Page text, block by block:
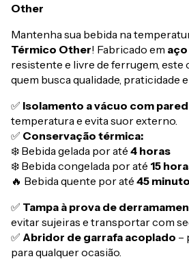
Other
Mantenha sua bebida na
Térmico Other! Fabricado em
resistente e livre de ferrugem, este
quem busca qualidade, praticidade
✅ Isolamento a vácuo com
temperatura e evita suor externo.
✅ Conservação térmica:
❄️ Bebida gelada por até 4 horas
❄️ Bebida congelada por até 15
🔥 Bebida quente por até 45
✅ Tampa à prova de
evitar sujeiras e transportar com
✅ Abridor de garrafa acoplado –
para qualquer ocasião.